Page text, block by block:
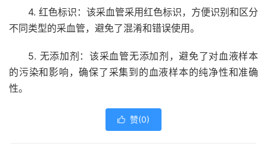
4. 红色标识：该采血管采用红色标识，方便识别和区分
不同类型的采血管，避免了混淆和错误使用。
5. 无添加剂：该采血管无添加剂，避免了对血液样本
的污染和影响，确保了采集到的血液样本的纯净性和准确
性。
 赞(0)